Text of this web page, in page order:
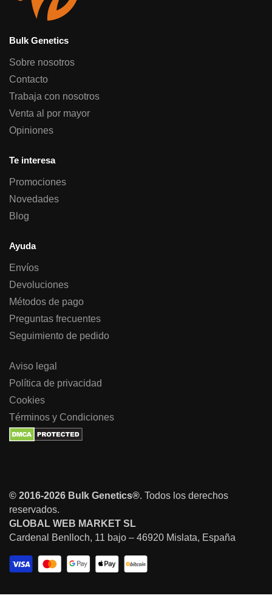
Bulk Genetics
Sobre nosotros
Contacto
Trabaja con nosotros
Venta al por mayor
Opiniones
Te interesa
Promociones
Novedades
Blog
Ayuda
Envíos
Devoluciones
Métodos de pago
Preguntas frecuentes
Seguimiento de pedido
Aviso legal
Política de privacidad
Cookies
Términos y Condiciones
© 2016-2026 Bulk Genetics®. Todos los derechos
reservados.
GLOBAL WEB MARKET SL
Cardenal Benlloch, 11 bajo – 46920 Mislata, España